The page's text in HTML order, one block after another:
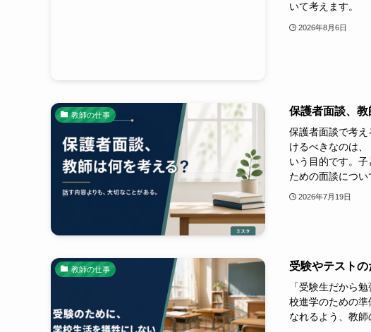
いて考えます。
2026年8月6日
教師の仕事 保護者面談、教
保護者面談で考
けるべきなのは
いう目的です。
ための面談につい
2026年7月19日
教師の仕事 受験やテスト
「受験生だから
校進学のための
なれるよう、教師